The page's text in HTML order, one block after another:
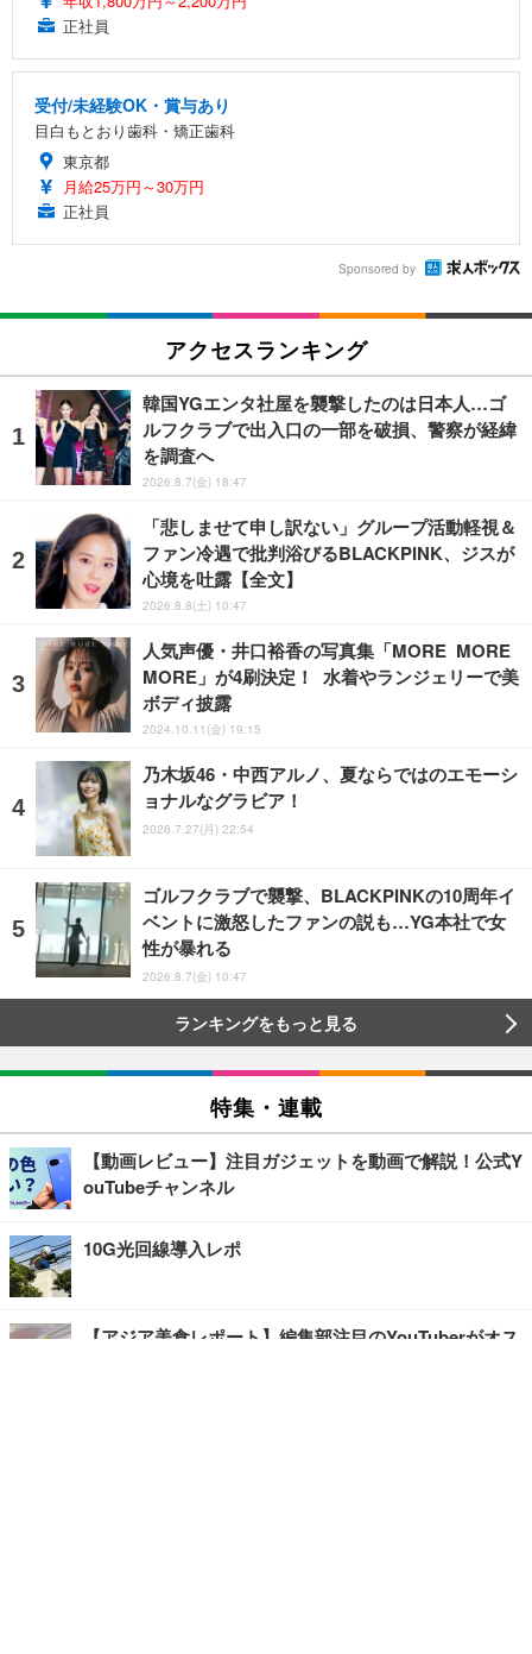
正社員
受付/未経験OK・賞与あり
目白もとおり歯科・矯正歯科
東京都
月給25万円～30万円
正社員
Sponsored by
アクセスランキング
韓国YGエンタ社屋を襲撃したのは日本人…ゴ
ルフクラブで出入口の一部を破損、警察が経緯
を調査へ
2026.8.7(金) 18:47
「悲しませて申し訳ない」グループ活動軽視＆
ファン冷遇で批判浴びるBLACKPINK、ジスが
心境を吐露【全文】
2026.8.8(土) 10:47
人気声優・井口裕香の写真集「MORE MORE
MORE」が4刷決定！ 水着やランジェリーで美
ボディ披露
2024.10.11(金) 19:15
乃木坂46・中西アルノ、夏ならではのエモーシ
ョナルなグラビア！
2026.7.27(月) 22:54
ゴルフクラブで襲撃、BLACKPINKの10周年イ
ベントに激怒したファンの説も…YG本社で女
性が暴れる
2026.8.7(金) 10:47
ランキングをもっと見る
特集・連載
【動画レビュー】注目ガジェットを動画で解説！公式Y
ouTubeチャンネル
10G光回線導入レポ
【アジア美食レポート】編集部注目のYouTuberがオス